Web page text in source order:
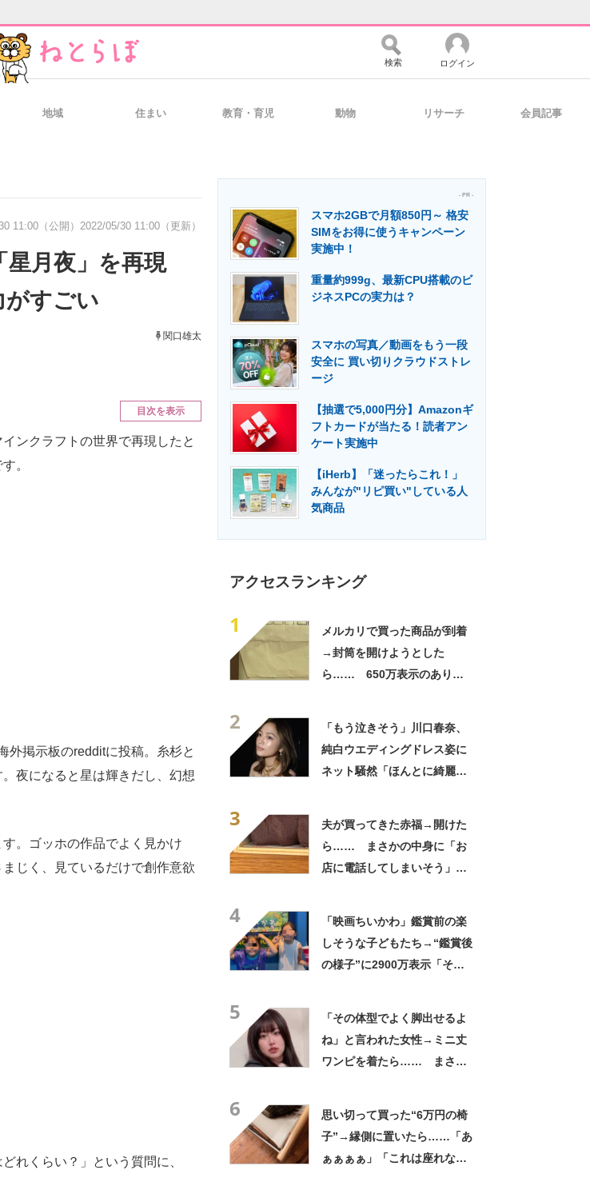
経営リーダーのコミュニティ マーケ×ITの今がよく分かる
IT製品の技術・比較・事例 製造業のIT導入・活用を支援
エネルギーの専門メディア 建設×テクノロジーの最前線
検索 ログイン
地域 住まい 教育・育児 動物 リサーチ 会員記事
11:00（公開） 2022/05/30 11:00（更新）
星月夜」を再現
がすごい
関口雄太
目次を表示
ンクラフトの世界で再現したと
。
外掲示板のredditに投稿。糸杉と
夜になると星は輝きだし、幻想
。ゴッホの作品でよく見かけ
じく、見ているだけで創作意欲
れくらい？」という質問に、
- PR -
スマホ2GBで月額850円～ 格安
SIMをお得に使うキャンペーン
実施中！
重量約999g、最新CPU搭載のビ
ジネスPCの実力は？
スマホの写真／動画をもう一段
安全に 買い切りクラウドストレ
ージ
【抽選で5,000円分】Amazonギ
フトカードが当たる！読者アン
ケート実施中
【iHerb】「迷ったらこれ！」
みんなが"リピ買い"している人
気商品
アクセスランキング
1
メルカリで買った商品が到着
→封筒を開けようとした
ら…… 650万表示のありえ
2
「もう泣きそう」川口春奈、
純白ウエディングドレス姿に
ネット騒然「ほんとに綺麗」
3
夫が買ってきた赤福→開けた
ら…… まさかの中身に「お
店に電話してしまいそう」
4
「映画ちいかわ」鑑賞前の楽
しそうな子どもたち→“鑑賞後
の様子”に2900万表示「そう
5
「その体型でよく脚出せるよ
ね」と言われた女性→ミニ丈
ワンピを着たら…… まさか
6
思い切って買った“6万円の椅
子”→縁側に置いたら……「あ
ぁぁぁぁ」「これは座れな